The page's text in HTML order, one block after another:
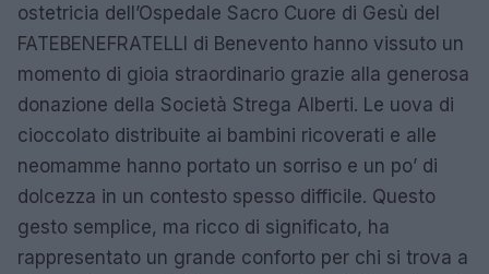
ostetricia dell’Ospedale Sacro Cuore di Gesù del
FATEBENEFRATELLI di Benevento hanno vissuto un
momento di gioia straordinario grazie alla generosa
donazione della Società Strega Alberti. Le uova di
cioccolato distribuite ai bambini ricoverati e alle
neomamme hanno portato un sorriso e un po’ di
dolcezza in un contesto spesso difficile. Questo
gesto semplice, ma ricco di significato, ha
rappresentato un grande conforto per chi si trova a